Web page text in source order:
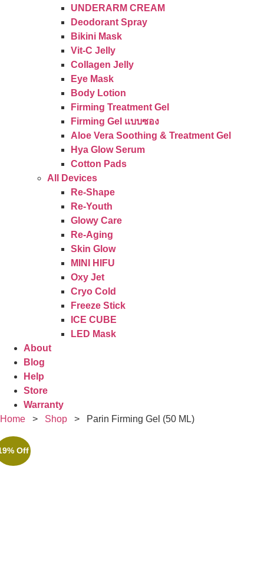
UNDERARM CREAM
Deodorant Spray
Bikini Mask
Vit-C Jelly
Collagen Jelly
Eye Mask
Body Lotion
Firming Treatment Gel
Firming Gel แบบซอง
Aloe Vera Soothing & Treatment Gel
Hya Glow Serum
Cotton Pads
All Devices
Re-Shape
Re-Youth
Glowy Care
Re-Aging
Skin Glow
MINI HIFU
Oxy Jet
Cryo Cold
Freeze Stick
ICE CUBE
LED Mask
About
Blog
Help
Store
Warranty
Home > Shop > Parin Firming Gel (50 ML)
Off